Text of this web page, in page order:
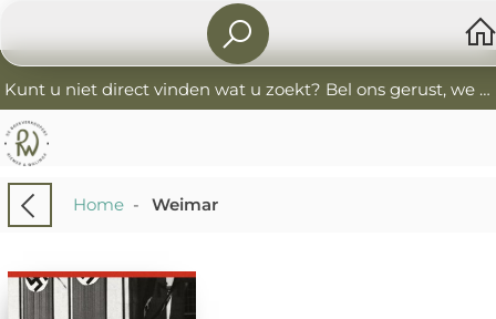
Kunt u niet direct vinden wat u zoekt? Bel ons gerust, we helpen u graag. 0341-552405 De Boekverkoopers
Home- Weimar